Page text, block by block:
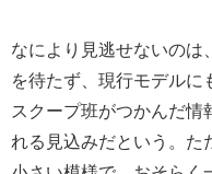
なにより見逃せないのは
を待たず、現行モデルに
スクープ班がつかんだ情
れる見込みだという。た